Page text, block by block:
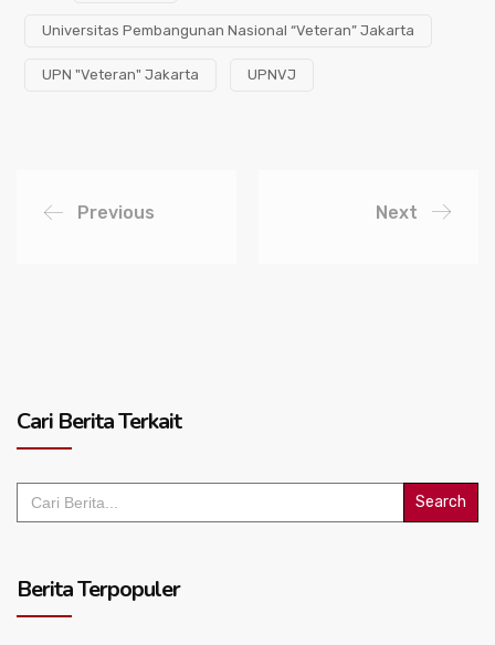
Universitas Pembangunan Nasional “Veteran” Jakarta
UPN "Veteran" Jakarta UPNVJ
Previous Next
Cari Berita Terkait
Search
for:
Berita Terpopuler